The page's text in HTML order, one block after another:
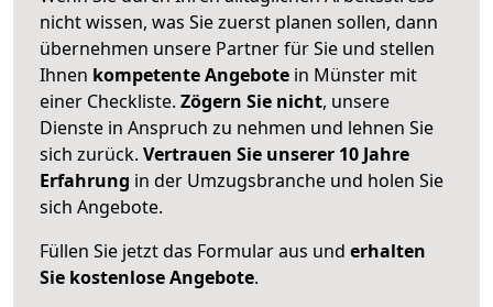
nicht wissen, was Sie zuerst planen sollen, dann
übernehmen unsere Partner für Sie und stellen
Ihnen kompetente Angebote in Münster mit
einer Checkliste. Zögern Sie nicht, unsere
Dienste in Anspruch zu nehmen und lehnen Sie
sich zurück. Vertrauen Sie unserer 10 Jahre
Erfahrung in der Umzugsbranche und holen Sie
sich Angebote.
Füllen Sie jetzt das Formular aus und erhalten
Sie kostenlose Angebote.